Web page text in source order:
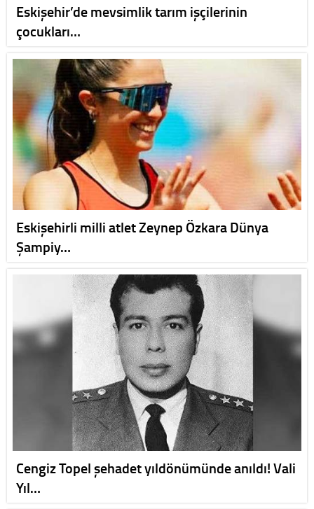
Eskişehir’de mevsimlik tarım işçilerinin
çocukları…
Eskişehirli milli atlet Zeynep Özkara Dünya
Şampiy…
Cengiz Topel şehadet yıldönümünde anıldı! Vali
Yıl…